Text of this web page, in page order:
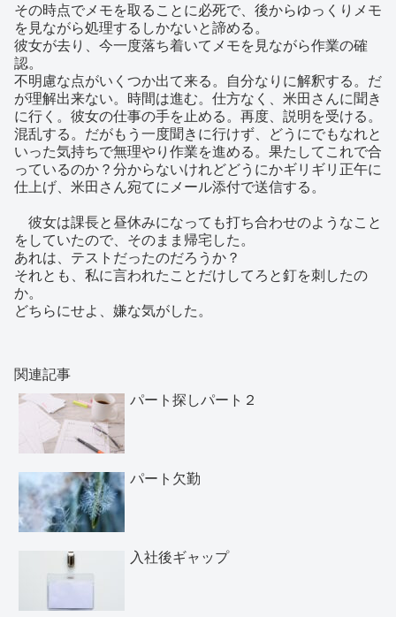
その時点でメモを取ることに必死で、後からゆっくりメモ
を見ながら処理するしかないと諦める。
彼女が去り、今一度落ち着いてメモを見ながら作業の確
認。
不明慮な点がいくつか出て来る。自分なりに解釈する。だ
が理解出来ない。時間は進む。仕方なく、米田さんに聞き
に行く。彼女の仕事の手を止める。再度、説明を受ける。
混乱する。だがもう一度聞きに行けず、どうにでもなれと
いった気持ちで無理やり作業を進める。果たしてこれで合
っているのか？分からないけれどどうにかギリギリ正午に
仕上げ、米田さん宛てにメール添付で送信する。
彼女は課長と昼休みになっても打ち合わせのようなこと
をしていたので、そのまま帰宅した。
あれは、テストだったのだろうか？
それとも、私に言われたことだけしてろと釘を刺したの
か。
どちらにせよ、嫌な気がした。
関連記事
パート探しパート２
パート欠勤
入社後ギャップ